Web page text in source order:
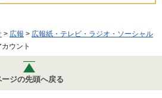
> 広報 > 広報紙・テレビ・ラジオ・ソーシャル
ウント
ージの先頭へ戻る